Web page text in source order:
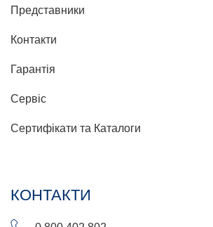
Представники
Контакти
Гарантія
Сервіс
Сертифікати та Каталоги
КОНТАКТИ